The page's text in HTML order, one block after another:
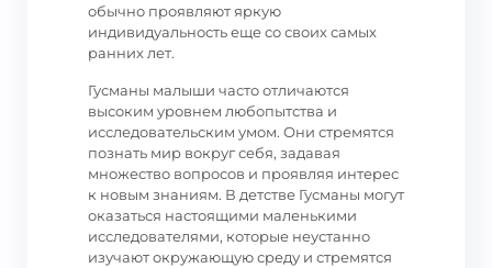
обычно проявляют яркую
индивидуальность еще со своих самых
ранних лет.
Гусманы малыши часто отличаются
высоким уровнем любопытства и
исследовательским умом. Они стремятся
познать мир вокруг себя, задавая
множество вопросов и проявляя интерес
к новым знаниям. В детстве Гусманы могут
оказаться настоящими маленькими
исследователями, которые неустанно
изучают окружающую среду и стремятся